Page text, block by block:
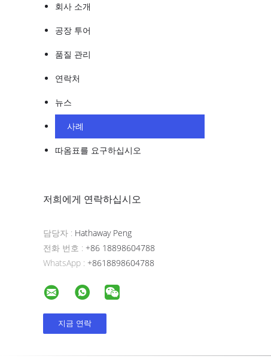
회사 소개
공장 투어
품질 관리
연락처
뉴스
사례
따옴표를 요구하십시오
저희에게 연락하십시오
담당자 : Hathaway Peng
전화 번호 : +86 18898604788
WhatsApp : +8618898604788